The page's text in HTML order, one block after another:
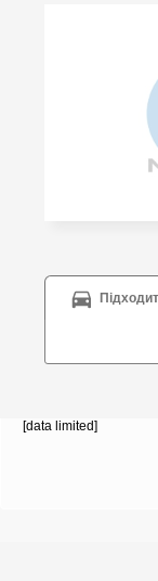
[data limited]